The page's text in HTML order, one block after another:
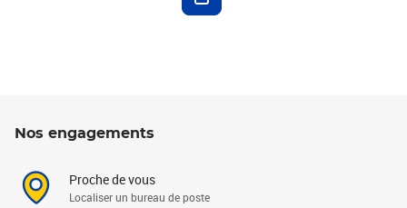
Nos engagements
Proche de vous
Localiser un bureau de poste